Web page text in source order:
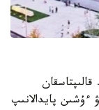
ءۇشىن پايدالانىپ